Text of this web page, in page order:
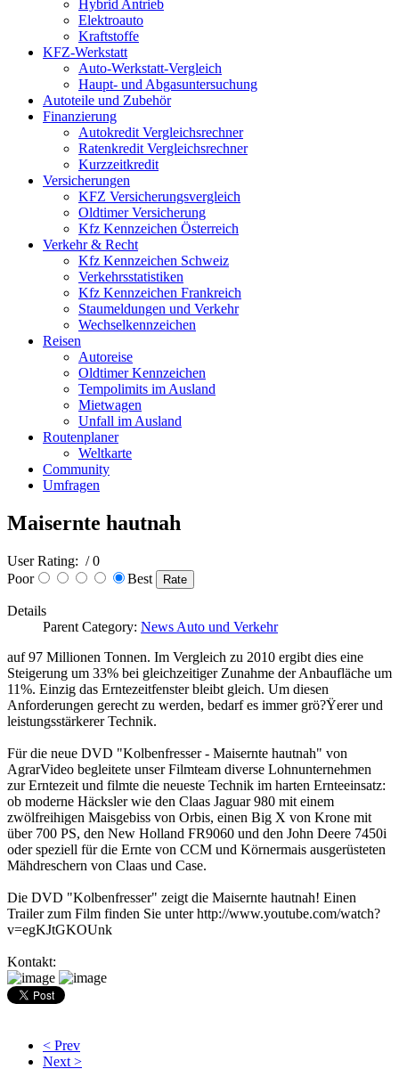
Hybrid Antrieb
Elektroauto
Kraftstoffe
KFZ-Werkstatt
Auto-Werkstatt-Vergleich
Haupt- und Abgasuntersuchung
Autoteile und Zubehör
Finanzierung
Autokredit Vergleichsrechner
Ratenkredit Vergleichsrechner
Kurzzeitkredit
Versicherungen
KFZ Versicherungsvergleich
Oldtimer Versicherung
Kfz Kennzeichen Österreich
Verkehr & Recht
Kfz Kennzeichen Schweiz
Verkehrsstatistiken
Kfz Kennzeichen Frankreich
Staumeldungen und Verkehr
Wechselkennzeichen
Reisen
Autoreise
Oldtimer Kennzeichen
Tempolimits im Ausland
Mietwagen
Unfall im Ausland
Routenplaner
Weltkarte
Community
Umfragen
Maisernte hautnah
User Rating: / 0
Poor
Best
Details
Parent Category: News Auto und Verkehr
auf 97 Millionen Tonnen. Im Vergleich zu 2010 ergibt dies eine
Steigerung um 33% bei gleichzeitiger Zunahme der Anbaufläche um
11%. Einzig das Erntezeitfenster bleibt gleich. Um diesen
Anforderungen gerecht zu werden, bedarf es immer grö?Ÿerer und
leistungsstärkerer Technik.
Für die neue DVD "Kolbenfresser - Maisernte hautnah" von
AgrarVideo begleitete unser Filmteam diverse Lohnunternehmen
zur Erntezeit und filmte die neueste Technik im harten Ernteeinsatz:
ob moderne Häcksler wie den Claas Jaguar 980 mit einem
zwölfreihigen Maisgebiss von Orbis, einen Big X von Krone mit
über 700 PS, den New Holland FR9060 und den John Deere 7450i
oder speziell für die Ernte von CCM und Körnermais ausgerüsteten
Mähdreschern von Claas und Case.
Die DVD "Kolbenfresser" zeigt die Maisernte hautnah! Einen
Trailer zum Film finden Sie unter http://www.youtube.com/watch?
v=egKJtGKOUnk
Kontakt:
< Prev
Next >